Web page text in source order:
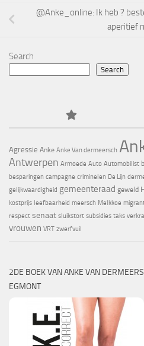
@Anke_online: Ik heb ?
aperitief
Search
Search
Agressie Anke Anke Van dermeersch
Antwerpen Armoede Auto Automobilist
besparingen campagne criminelen De Lijn
gelijkwaardigheid gemeenteraad geweld
kostprijs leefbaarheid meersch Melkkoe
respect senaat sluikstort subsidies taks
vrouwen VRT zwerfvuil
2DE BOEK VAN ANKE VAN
EGMONT